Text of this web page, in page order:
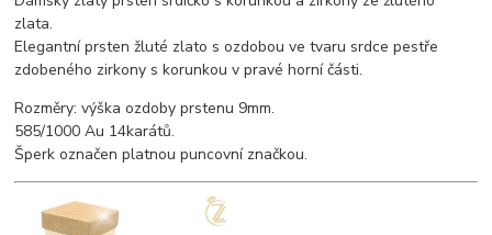
zlata.
Elegantní prsten žluté zlato s ozdobou ve tvaru srdce pestře
zdobeného zirkony s korunkou v pravé horní části.
Rozměry: výška ozdoby prstenu 9mm.
585/1000 Au 14karátů.
Šperk označen platnou puncovní značkou.